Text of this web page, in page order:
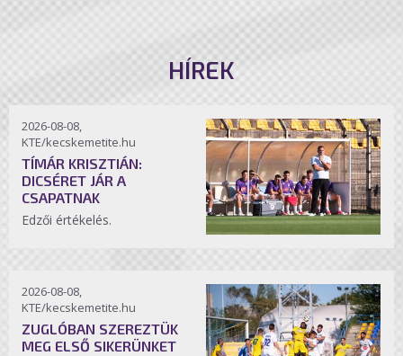
HÍREK
2026-08-08,
KTE/kecskemetite.hu
TÍMÁR KRISZTIÁN:
DICSÉRET JÁR A
CSAPATNAK
Edzői értékelés.
2026-08-08,
KTE/kecskemetite.hu
ZUGLÓBAN SZEREZTÜK
MEG ELSŐ SIKERÜNKET